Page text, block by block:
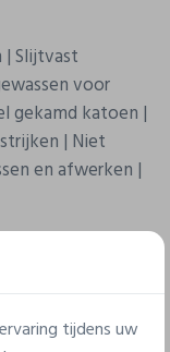
| Slijtvast
voor
gekamd katoen |
| Niet
en afwerken |
tijdens uw